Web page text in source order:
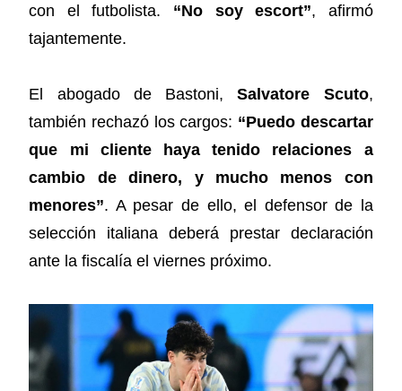
con el futbolista. “No soy escort”, afirmó
tajantemente.
El abogado de Bastoni,Salvatore Scuto,
también rechazó los cargos: “Puedo descartar
que mi cliente haya tenido relaciones a
cambio de dinero, y mucho menos con
menores”. A pesar de ello, el defensor de la
selección italiana deberá prestar declaración
ante la fiscalía el viernes próximo.